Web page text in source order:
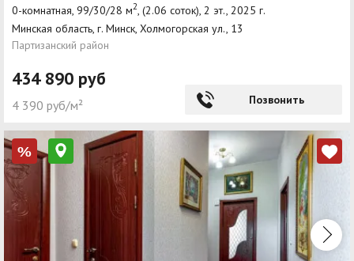
0-комнатная, 99/30/28 м2 , (2.06 соток), 2 эт., 2025 г.
Минская область, г. Минск, Холмогорская ул., 13
Партизанский район
434 890 руб
4 390 руб/м² Позвонить
%